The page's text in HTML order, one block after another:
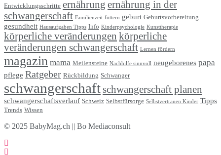
Entwicklungsschritte ernährung ernährung in der
schwangerschaft Familienzeit füttern geburt Geburtsvorbereitung
gesundheit Hausaufgaben Tipps Info Kinderpsychologie Kunsttherapie
körperliche veränderungen körperliche
veränderungen schwangerschaft Lernen fördern
magazin mama Meilensteine Nachhilfe sinnvoll neugeborenes papa
pflege Ratgeber Rückbildung Schwanger
schwangerschaft schwangerschaft planen
schwangerschaftsverlauf Schweiz Selbstfürsorge Selbstvertrauen Kinder Tipps
Trends Wissen
© 2025 BabyMag.ch || Bo Mediaconsult